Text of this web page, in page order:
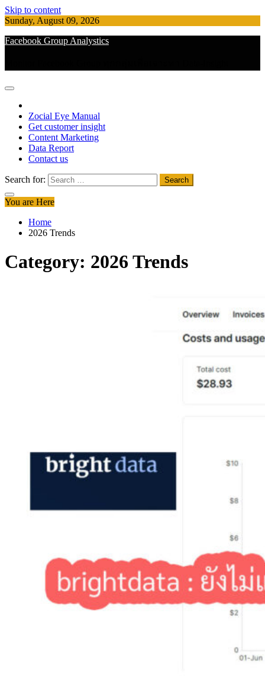
Skip to content
Sunday, August 09, 2026
Facebook Group Analystics
Zocial Eye Manual
Get customer insight
Content Marketing
Data Report
Contact us
Search for:
You are Here
Home
2026 Trends
Category: 2026 Trends